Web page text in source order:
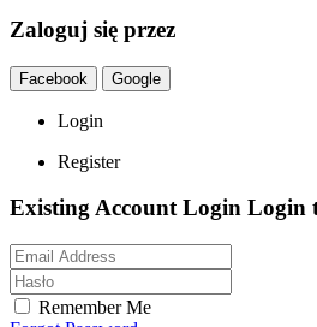
Zaloguj się przez
Facebook Google
Login
Register
Existing Account Login Login
Remember Me